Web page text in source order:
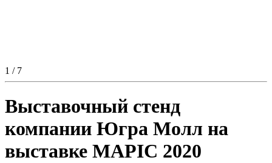
1 / 7
Выставочный стенд
компании Югра Молл на
выставке MAPIC 2020